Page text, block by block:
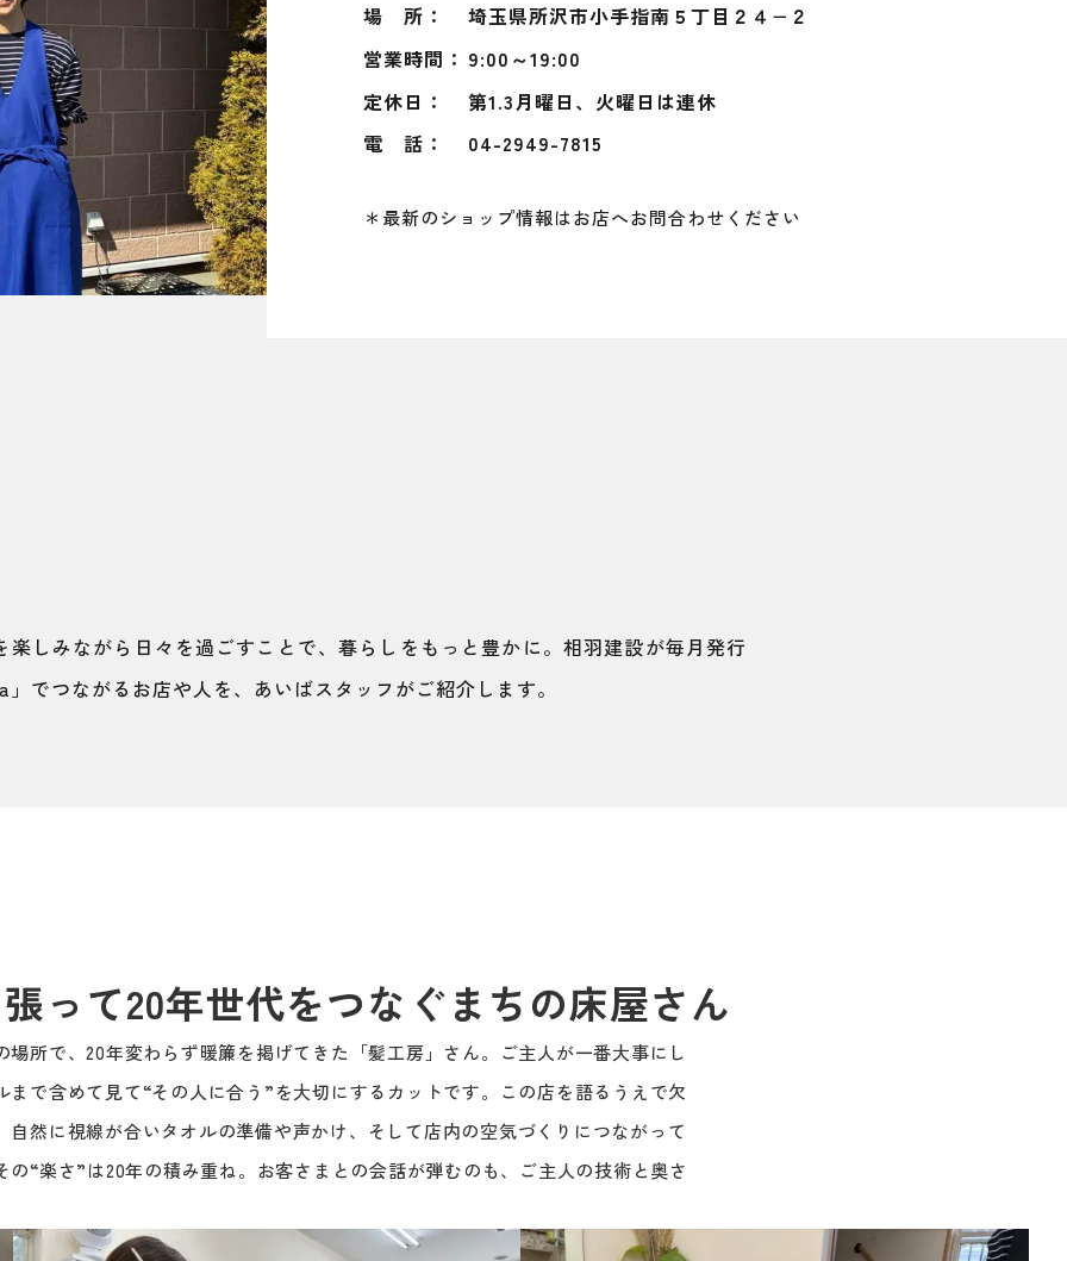
場 所：
埼玉県所沢市小手指南５丁目２４−２
営業時間： 9:00～19:00
定休日：
第1.3月曜日、火曜日は連休
電 話：
04-2949-7815
＊最新のショップ情報はお店へお問合わせください
楽しみながら日々を過ごすことで、暮らしをもっと豊かに。相羽建設が毎月発行
でつながるお店や人を、あいばスタッフがご紹介します。
って20年世代をつなぐまちの床屋さん
所で、20年変わらず暖簾を掲げてきた「髪工房」さん。ご主人が一番大事にし
で含めて見て“その人に合う”を大切にするカットです。この店を語るうえで欠
然に視線が合いタオルの準備や声かけ、そして店内の空気づくりにつながって
“楽さ”は20年の積み重ね。お客さまとの会話が弾むのも、ご主人の技術と奥さ